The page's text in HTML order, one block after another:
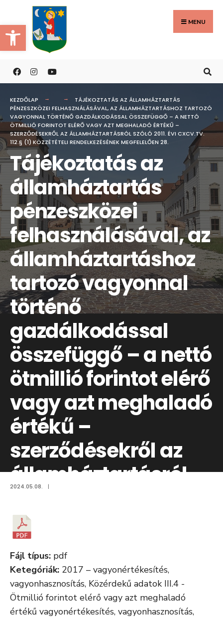
Eszköztár megnyitása
to
content
MENU
KEZDŐLAP
TÁJÉKOZTATÁS AZ ÁLLAMHÁZTARTÁS
PÉNZESZKÖZEI FELHASZNÁLÁSÁVAL, AZ ÁLLAMHÁZTARTÁSHOZ TARTOZÓ
VAGYONNAL TÖRTÉNŐ GAZDÁLKODÁSSAL ÖSSZEFÜGGŐ – A NETTÓ
ÖTMILLIÓ FORINTOT ELÉRŐ VAGY AZT MEGHALADÓ ÉRTÉKŰ –
SZERZŐDÉSEKRŐL AZ ÁLLAMHÁZTARTÁSRÓL SZÓLÓ 2011. ÉVI CXCV.TV.
112.§ (1) KÖZZÉTÉTELI RENDELKEZÉSÉNEK MEGFELELŐEN 28.
Tájékoztatás az
államháztartás
pénzeszközei
felhasználásával, az
államháztartáshoz
tartozó vagyonnal
történő
gazdálkodással
összefüggő – a nettó
ötmillió forintot elérő
vagy azt meghaladó
értékű –
szerződésekről az
államháztartásról
szóló 2011. évi
CXCV.tv. 112.§ (1)
közzétételi
rendelkezésének
megfelelően 28.
2024.05.08. |
Fájl típus: pdf
Ketegóriák: 2017 – vagyonértékesítés,
vagyonhasznosítás, Közérdekű adatok III.4 -
Ötmillió forintot elérő vagy azt meghaladó
értékű vagyonértékesítés, vagyonhasznosítás,
Search